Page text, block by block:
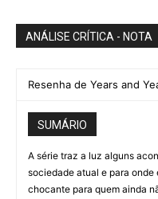
ANÁLISE CRÍTICA - NOTA
Resenha de Years and
SUMÁRIO
A série traz a luz alguns
sociedade atual e para onde
chocante para quem ainda